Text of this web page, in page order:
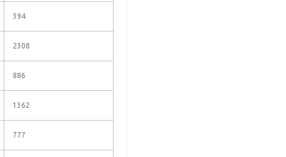
394
2308
886
1362
777